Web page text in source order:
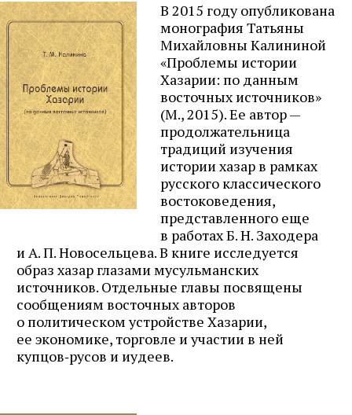
В 2015 году опубликована
монография Татьяны
Михайловны Калининой
«Проблемы истории
Хазарии: по данным
восточных источников»
(М., 2015). Ее автор —
продолжательница
традиций изучения
истории хазар в рамках
русского классического
востоковедения,
представленного еще
в работах Б. Н. Заходера
и А. П. Новосельцева. В книге исследуется
образ хазар глазами мусульманских
источников. Отдельные главы посвящены
сообщениям восточных авторов
о политическом устройстве Хазарии,
ее экономике, торговле и участии в ней
купцов‑русов и иудеев.